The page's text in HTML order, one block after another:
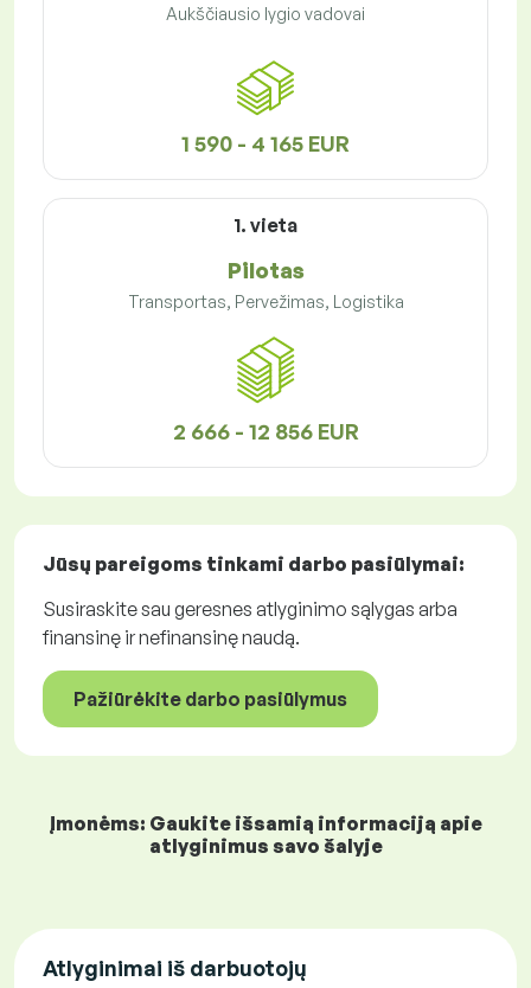
Aukščiausio lygio vadovai
1 590 - 4 165 EUR
1. vieta
Pilotas
Transportas, Pervežimas, Logistika
2 666 - 12 856 EUR
Jūsų pareigoms tinkami darbo pasiūlymai:
Susiraskite sau geresnes atlyginimo sąlygas arba
finansinę ir nefinansinę naudą.
Pažiūrėkite darbo pasiūlymus
Įmonėms: Gaukite išsamią informaciją apie
atlyginimus savo šalyje
Atlyginimai iš darbuotojų